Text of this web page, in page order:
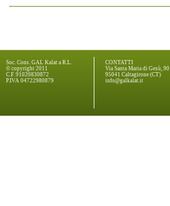
Soc. Cons. GAL Kalat a R.L.
© copyright 2011
C.F. 91020830872
P.IVA 04722980879
CONTATTI
Via Santa Maria di Gesù, 90
95041 Caltagirone (CT)
info@galkalat.it